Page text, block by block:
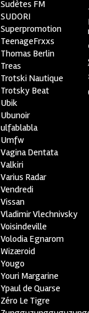
Sudètes FM
SUDORI
Superpromotion
TeenageFrxxs
Thomas Berlin
Treas
Trotski Nautique
Trotsky Beat
Ubik
Ubunoir
ulfablabla
Umfw
Vagina Dentata
Valkiri
Varius Radar
Vendredi
Vissan
Vladimir Vlechnivsky
Voisindeville
Volodia Egnarom
Wizæroid
Yougo
Youri Margarine
Ypaul de Quarse
Zéro Le Tigre